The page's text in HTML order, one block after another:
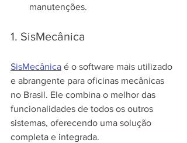
manutenções.
1. SisMecânica
SisMecânica é o software mais utilizado
e abrangente para oficinas mecânicas
no Brasil. Ele combina o melhor das
funcionalidades de todos os outros
sistemas, oferecendo uma solução
completa e integrada.